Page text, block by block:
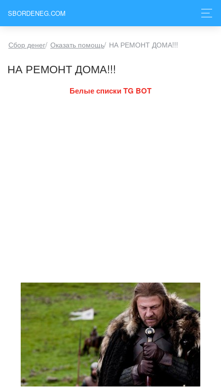
SBORDENEG.COM
Сбор денег/ Оказать помощь/ НА РЕМОНТ ДОМА!!!
НА РЕМОНТ ДОМА!!!
Белые списки TG BOT